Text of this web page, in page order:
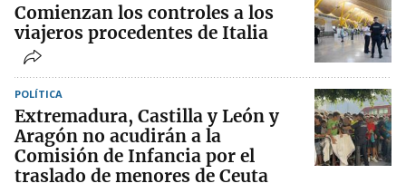
Comienzan los controles a los
viajeros procedentes de Italia
POLÍTICA
Extremadura, Castilla y León y
Aragón no acudirán a la
Comisión de Infancia por el
traslado de menores de Ceuta